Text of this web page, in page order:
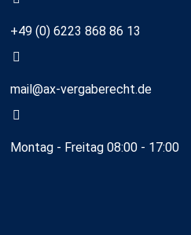
+49 (0) 6223 868 86 13
mail@ax-vergaberecht.de
Montag - Freitag 08:00 - 17:00